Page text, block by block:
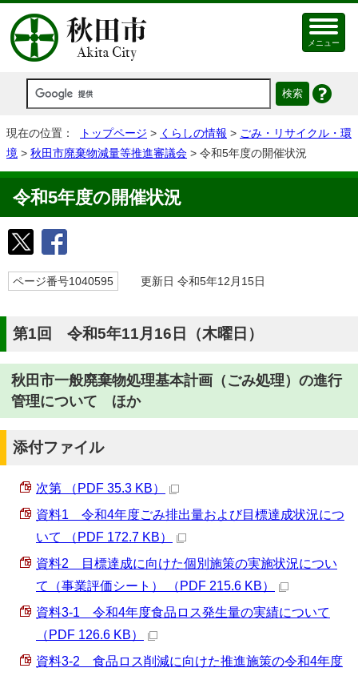
メニュー
現在の位置： トップページ > くらしの情報 > ごみ・リサイクル・環
境 > 秋田市廃棄物減量等推進審議会 > 令和5年度の開催状況
令和5年度の開催状況
ページ番号1040595 更新日 令和5年12月15日
第1回 令和5年11月16日（木曜日）
秋田市一般廃棄物処理基本計画（ごみ処理）の進行
管理について ほか
添付ファイル
次第 （PDF 35.3 KB）
資料1 令和4年度ごみ排出量および目標達成状況につ
いて （PDF 172.7 KB）
資料2 目標達成に向けた個別施策の実施状況につい
て（事業評価シート） （PDF 215.6 KB）
資料3-1 令和4年度食品ロス発生量の実績について
（PDF 126.6 KB）
資料3‐2 食品ロス削減に向けた推進施策の令和4年度